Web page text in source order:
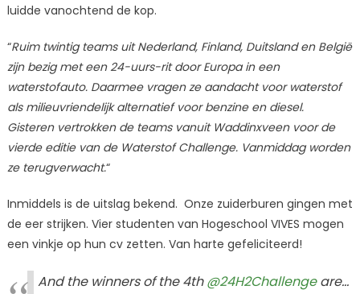
luidde vanochtend de kop.
“Ruim twintig teams uit Nederland, Finland, Duitsland en België
zijn bezig met een 24-uurs-rit door Europa in een
waterstofauto. Daarmee vragen ze aandacht voor waterstof
als milieuvriendelijk alternatief voor benzine en diesel.
Gisteren vertrokken de teams vanuit Waddinxveen voor de
vierde editie van de Waterstof Challenge. Vanmiddag worden
ze terugverwacht.“
Inmiddels is de uitslag bekend. Onze zuiderburen gingen met
de eer strijken. Vier studenten van Hogeschool VIVES mogen
een vinkje op hun cv zetten. Van harte gefeliciteerd!
And the winners of the 4th@24H2Challengeare…